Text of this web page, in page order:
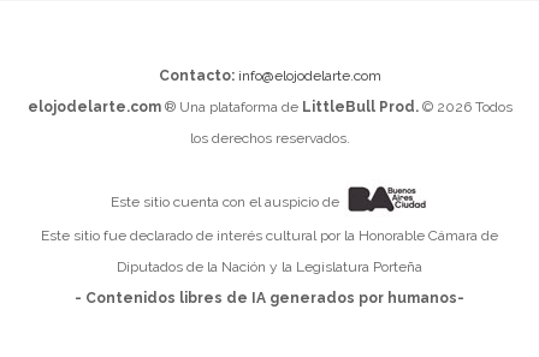
Contacto: info@elojodelarte.com
elojodelarte.com® Una plataforma de LittleBull Prod.© 2026 Todos
los derechos reservados.
Este sitio cuenta con el auspicio de
Este sitio fue declarado de interés cultural por la Honorable Cámara de
Diputados de la Nación y la Legislatura Porteña
- Contenidos libres de IA generados por humanos-